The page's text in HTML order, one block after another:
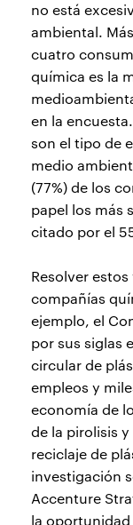
no está
ambiental.
cuatro
química es la
en la
son el tipo de
medio
(77%) de los
papel los más
citado por el
Resolver
compañías
ejemplo, el
por sus siglas
circular de
empleos y
economía de
de la pirolisis
reciclaje de
investigación
Accenture
la